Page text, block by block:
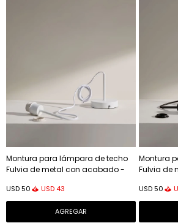
Montura para lámpara de techo
Fulvia de metal con acabado -
USD50 USD 43
Montura
Fulvia de
USD 50